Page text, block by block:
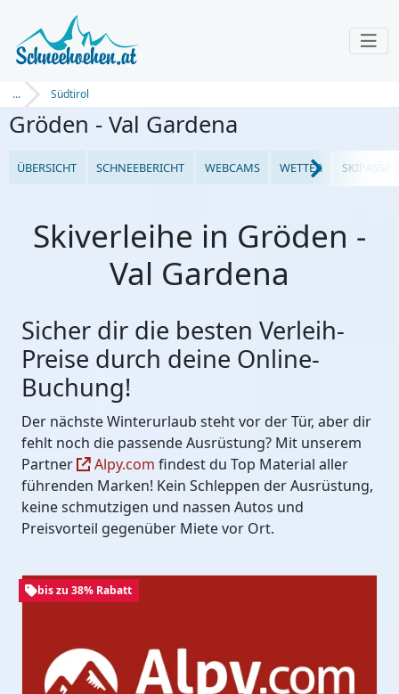
... Südtirol
Gröden - Val Gardena
ÜBERSICHT SCHNEEBERICHT WEBCAMS WETTER
Skiverleihe in Gröden -
Val Gardena
Sicher dir die besten Verleih-
Preise durch deine Online-
Buchung!
Der nächste Winterurlaub steht vor der Tür, aber dir
fehlt noch die passende Ausrüstung? Mit unserem
Partner
Alpy.com findest du Top Material aller
führenden Marken! Kein Schleppen der Ausrüstung,
keine schmutzigen und nassen Autos und
Preisvorteil gegenüber Miete vor Ort.
bis zu 38% Rabatt